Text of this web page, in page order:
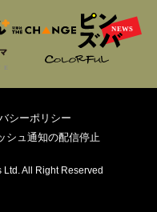
シーポリシー
シュ通知の配信停止
All Right Reserved